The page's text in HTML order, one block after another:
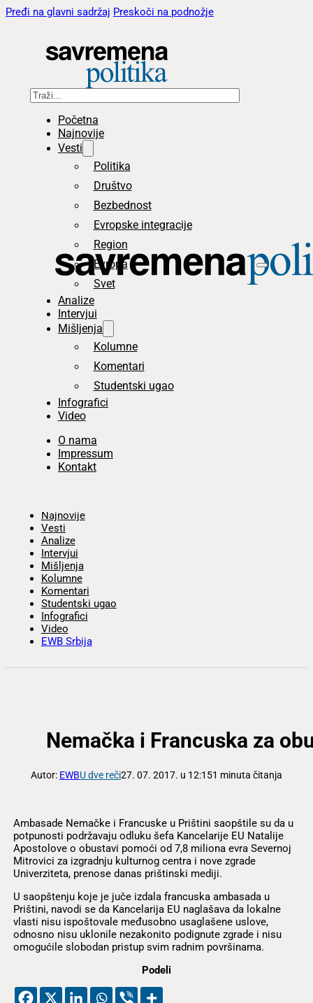
Pređi na glavni sadržaj Preskoči na podnožje
Pretraga
Početna
Najnovije
Vesti
Politika
Društvo
Bezbednost
Evropske integracije
Region
Evropa
Svet
Analize
Intervjui
Mišljenja
Kolumne
Komentari
Studentski ugao
Infografici
Video
O nama
Impressum
Kontakt
Najnovije
Vesti
Analize
Intervjui
Mišljenja
Kolumne
Komentari
Studentski ugao
Infografici
Video
EWB Srbija
Nemačka i Francuska za
Autor: EWBU dve reči27. 07. 2017. u 12:151 minuta čitanja
Ambasade Nemačke i Francuske u Prištini saopštile su da u
potpunosti podržavaju odluku šefa Kancelarije EU Natalije
Apostolove o obustavi pomoći od 7,8 miliona evra Severnoj
Mitrovici za izgradnju kulturnog centra i nove zgrade
Univerziteta, prenose danas prištinski mediji.
U saopštenju koje je juče izdala francuska ambasada u
Prištini, navodi se da Kancelarija EU naglašava da lokalne
vlasti nisu ispoštovale međusobno usaglašene uslove,
odnosno nisu uklonile nezakonito podignute zgrade i nisu
omogućile slobodan pristup svim radnim površinama.
Podeli